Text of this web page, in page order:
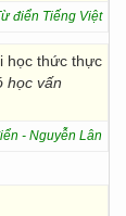
điển Tiếng Việt
học thức thực
học vấn
- Nguyễn Lân